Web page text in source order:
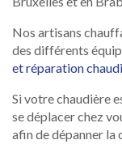
Nos artisans
des différents
et réparation
Si votre chaudière
se déplacer chez
afin de dépanner la